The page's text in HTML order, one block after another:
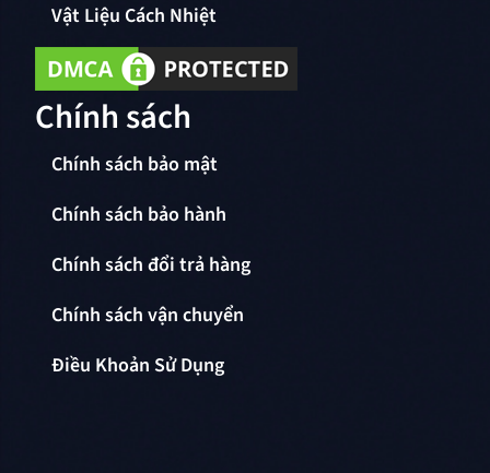
Vật Liệu Cách Nhiệt
Chính sách
Chính sách bảo mật
Chính sách bảo hành
Chính sách đổi trả hàng
Chính sách vận chuyển
Điều Khoản Sử Dụng